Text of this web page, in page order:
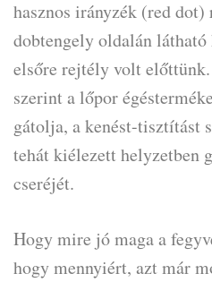
hasznos irányzék (red
dobtengely oldalán
elsőre rejtély volt
szerint a lőpor
gátolja, a kenést-tisztítást
tehát kiélezett helyzetben
cseréjét.
Hogy mire jó maga a
hogy mennyiért, azt már